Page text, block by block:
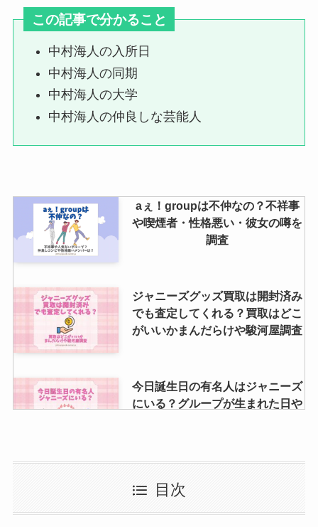
ブックオフで雑誌を売る！ジャニ
ーズは買取してくれる？ジャニー
ズ雑誌買取相場や値段なども調査
スノーマン｜ファンクラブ会員数
杉本琢弥はジャニーズなの？学
この記事で分かること
中村海人の入所日
中村海人の同期
中村海人の大学
中村海人の仲良しな芸能人
aぇ！groupは不仲なの？不祥事
や喫煙者・性格悪い・彼女の噂を
調査
ジャニーズグッズ買取は開封済み
でも査定してくれる？買取はどこ
がいいかまんだらけや駿河屋調査
今日誕生日の有名人はジャニーズ
にいる？グループが生まれた日や
が決め方？山中は何色？
ambitiousメンカラ衣装も調査！
目次